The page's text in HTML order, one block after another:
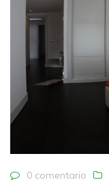
0 comentario